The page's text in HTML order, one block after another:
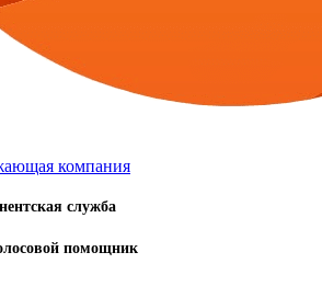
компания
служба
245
помощник